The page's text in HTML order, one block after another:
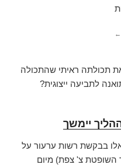
←
תכולתה ראיתי שהתכולה
יימשך
בבקשת רשות ערעור על
השופטת צ' צפת) מיום